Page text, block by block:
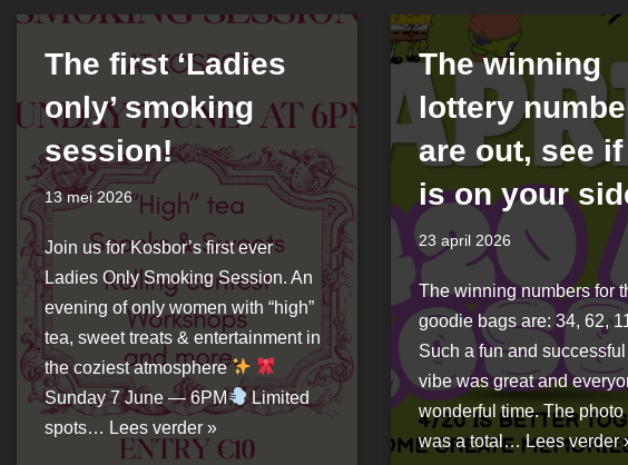
The first ‘Ladies
only’ smoking
session!
13 mei 2026
Join us for Kosbor’s first ever
Ladies Only Smoking Session. An
evening of only women with “high”
tea, sweet treats & entertainment in
the coziest atmosphere
Sunday 7 June — 6PM
Limited
spots… Lees verder »
The winning
lottery
are out, see
is on your
23 april 2026
The winning numbers for
goodie bags are: 34, 62,
Such a fun and
vibe was great and
wonderful time. The photo
was a total…Lees verder